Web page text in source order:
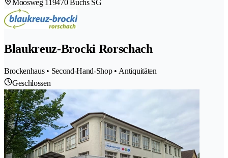
Moosweg 119470 Buchs SG
Blaukreuz-Brocki Rorschach
Brockenhaus • Second-Hand-Shop • Antiquitäten
Geschlossen